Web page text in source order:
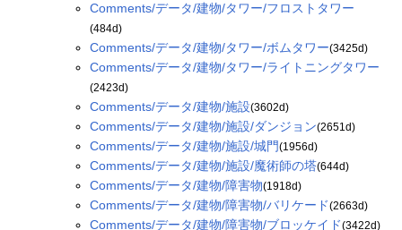
Comments/データ/建物/タワー/フロストタワー
(484d)
Comments/データ/建物/タワー/ボムタワー(3425d)
Comments/データ/建物/タワー/ライトニングタワー
(2423d)
Comments/データ/建物/施設(3602d)
Comments/データ/建物/施設/ダンジョン(2651d)
Comments/データ/建物/施設/城門(1956d)
Comments/データ/建物/施設/魔術師の塔(644d)
Comments/データ/建物/障害物(1918d)
Comments/データ/建物/障害物/バリケード(2663d)
Comments/データ/建物/障害物/ブロッケイド(3422d)